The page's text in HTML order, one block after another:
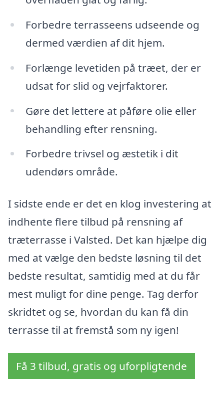
Forbedre terrasseens udseende og
dermed værdien af dit hjem.
Forlænge levetiden på træet, der er
udsat for slid og vejrfaktorer.
Gøre det lettere at påføre olie eller
behandling efter rensning.
Forbedre trivsel og æstetik i dit
udendørs område.
I sidste ende er det en klog investering at
indhente flere tilbud på rensning af
træterrasse i Valsted. Det kan hjælpe dig
med at vælge den bedste løsning til det
bedste resultat, samtidig med at du får
mest muligt for dine penge. Tag derfor
skridtet og se, hvordan du kan få din
terrasse til at fremstå som ny igen!
Få 3 tilbud, gratis og uforpligtende